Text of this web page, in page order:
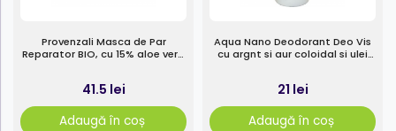
Provenzali Masca de Par
Reparator BIO, cu 15% aloe vera
41.5 lei
Adaugă în coș
Aqua Nano Deodorant Deo Vis
cu argnt si aur coloidal si ulei
21 lei
Adaugă în coș